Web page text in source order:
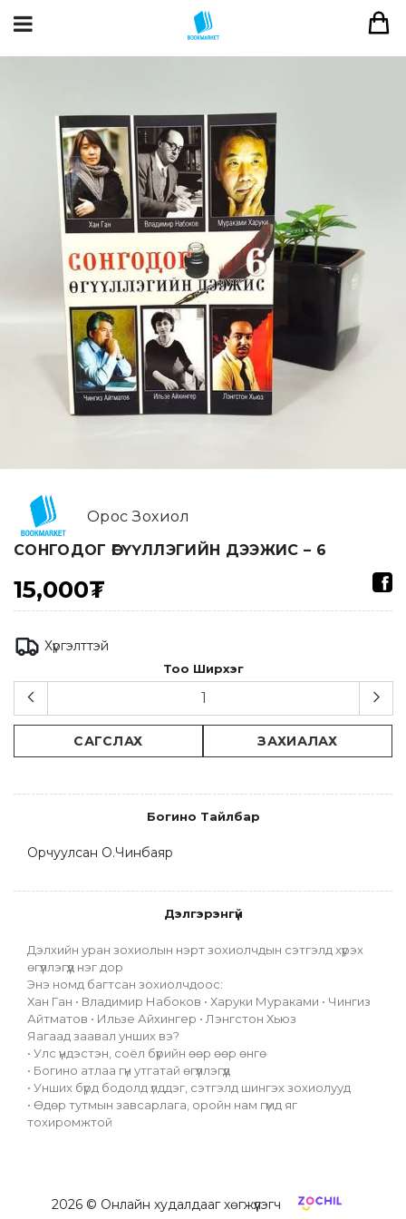
Орос Зохиол
СОНГОДОГ ӨГҮҮЛЛЭГИЙН ДЭЭЖИС – 6
15,000₮
Хүргэлттэй
Тоо Ширхэг
САГСЛАХ ЗАХИАЛАХ
Богино Тайлбар
Орчуулсан О.Чинбаяр
Дэлгэрэнгүй
Дэлхийн уран зохиолын нэрт зохиолчдын сэтгэлд хүрэх
өгүүллэгүүд нэг дор
Энэ номд багтсан зохиолчдоос:
Хан Ган • Владимир Набоков • Харуки Мураками • Чингиз
Айтматов • Ильзе Айхингер • Лэнгстон Хьюз
Яагаад заавал унших вэ?
• Улс үндэстэн, соёл бүрийн өөр өөр өнгө
• Богино атлаа гүн утгатай өгүүллэгүүд
• Унших бүрд бодолд үлддэг, сэтгэлд шингэх зохиолууд
• Өдөр тутмын завсарлага, оройн нам гүмд яг
тохиромжтой
2026© Онлайн худалдааг хөгжүүлэгч